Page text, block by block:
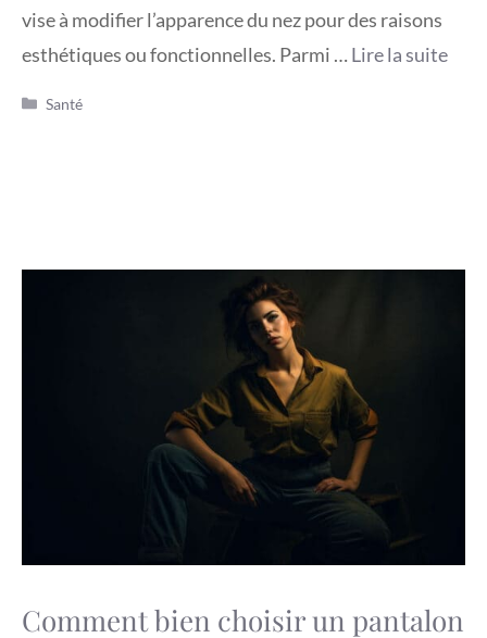
vise à modifier l’apparence du nez pour des raisons
esthétiques ou fonctionnelles. Parmi …Lire la suite
Catégories
Santé
Comment bien choisir un pantalon